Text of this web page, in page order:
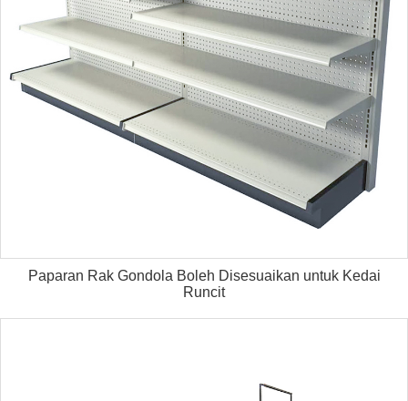
Paparan Rak Gondola Boleh Disesuaikan untuk Kedai
Runcit